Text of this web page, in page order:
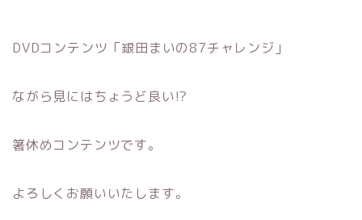
DVDコンテンツ「銀田まいの87チャレンジ」
ながら見にはちょうど良い!?
箸休めコンテンツです。
よろしくお願いいたします。